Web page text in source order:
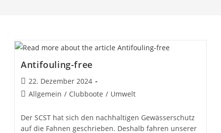
Antifouling-free
Beitrag
veröffentlicht:
22. Dezember 2024
Beitrags-
Allgemein / Clubboote / Umwelt
Der SCST hat sich den nachhaltigen Gewässerschutz
auf die Fahnen geschrieben. Deshalb fahren unserer